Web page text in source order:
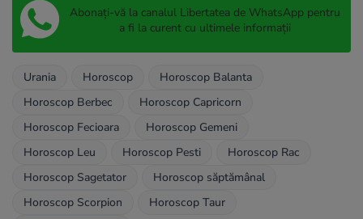
Abonați-vă la canalul Libertatea de WhatsApp pentru
a fi la curent cu ultimele informații
Urania Horoscop
Horoscop Balanta
Horoscop Berbec
Horoscop Capricorn
Horoscop Fecioara
Horoscop Gemeni
Horoscop Leu
Horoscop Pesti
Horoscop Rac
Horoscop Sagetator
Horoscop săptămânal
Horoscop Scorpion
Horoscop Taur